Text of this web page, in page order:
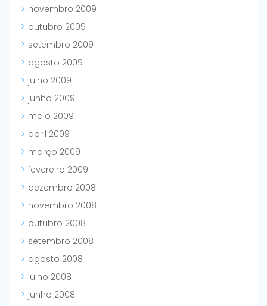
novembro 2009
outubro 2009
setembro 2009
agosto 2009
julho 2009
junho 2009
maio 2009
abril 2009
março 2009
fevereiro 2009
dezembro 2008
novembro 2008
outubro 2008
setembro 2008
agosto 2008
julho 2008
junho 2008